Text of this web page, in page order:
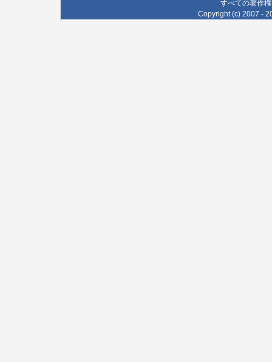
すべての著作
Copyright (c) 2007 -